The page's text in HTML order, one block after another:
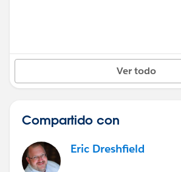
Ver todo
Compartido con
Eric Dreshfield